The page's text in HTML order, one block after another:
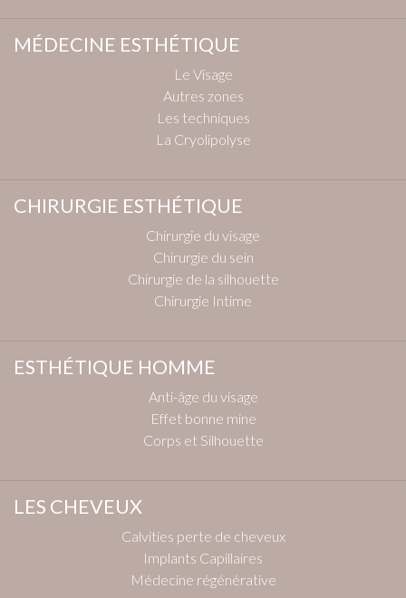
MÉDECINE ESTHÉTIQUE
Le Visage
Autres zones
Les techniques
La Cryolipolyse
CHIRURGIE ESTHÉTIQUE
Chirurgie du visage
Chirurgie du sein
Chirurgie de la silhouette
Chirurgie Intime
ESTHÉTIQUE HOMME
Anti-âge du visage
Effet bonne mine
Corps et Silhouette
LES CHEVEUX
Calvities perte de cheveux
Implants Capillaires
Médecine régénérative